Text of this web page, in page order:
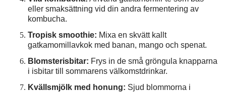
eller smaksättning vid din andra fermentering av
kombucha.
Tropisk smoothie: Mixa en skvätt kallt
gatkamomillavkok med banan, mango och spenat.
Blomsterisbitar: Frys in de små gröngula knapparna
i isbitar till sommarens välkomstdrinkar.
Kvällsmjölk med honung: Sjud blommorna i